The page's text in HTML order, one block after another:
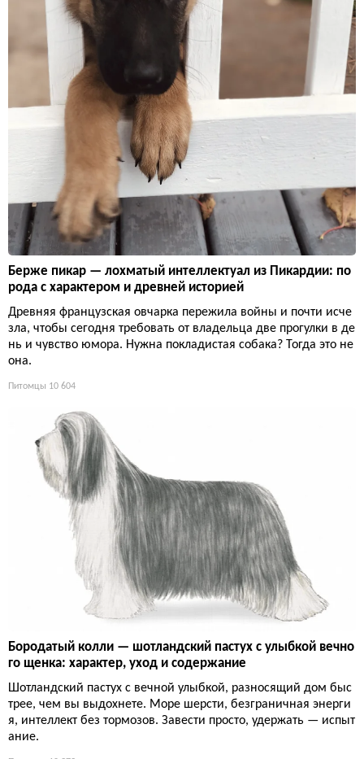
Берже пикар — лохматый интеллектуал из Пикардии: по
рода с характером и древней историей
Древняя французская овчарка пережила войны и почти исче
зла, чтобы сегодня требовать от владельца две прогулки в де
нь и чувство юмора. Нужна покладистая собака? Тогда это не
она.
Питомцы 10 604
Бородатый колли — шотландский пастух с улыбкой вечно
го щенка: характер, уход и содержание
Шотландский пастух с вечной улыбкой, разносящий дом быс
трее, чем вы выдохнете. Море шерсти, безграничная энерги
я, интеллект без тормозов. Завести просто, удержать — испыт
ание.